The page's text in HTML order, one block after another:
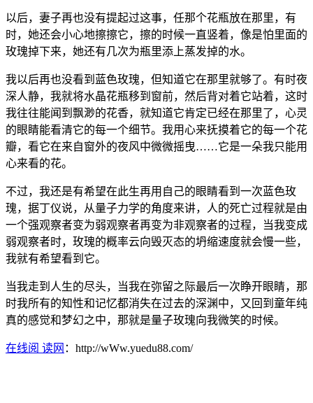
以后，妻子再也没有提起过这事，任那个花瓶放在那里，有
时，她还会小心地擦擦它，擦的时候一直竖着，像是怕里面的
玫瑰掉下来，她还有几次为瓶里添上蒸发掉的水。
我以后再也没看到蓝色玫瑰，但知道它在那里就够了。有时夜
深人静，我就将水晶花瓶移到窗前，然后背对着它站着，这时
我往往能闻到飘渺的花香，就知道它肯定已经在那里了，心灵
的眼睛能看清它的每一个细节。我用心来抚摸着它的每一个花
瓣，看它在来自窗外的夜风中微微摇曳……它是一朵我只能用
心来看的花。
不过，我还是有希望在此生再用自己的眼睛看到一次蓝色玫
瑰，据丁仪说，从量子力学的角度来讲，人的死亡过程就是由
一个强观察者变为弱观察者再变为非观察者的过程，当我变成
弱观察者时，玫瑰的概率云向毁灭态的坍缩速度就会慢一些，
我就有希望看到它。
当我走到人生的尽头，当我在弥留之际最后一次睁开眼睛，那
时我所有的知性和记忆都消失在过去的深渊中，又回到童年纯
真的感觉和梦幻之中，那就是量子玫瑰向我微笑的时候。
在线阅 读网 ：http://wWw.yuedu88.com/